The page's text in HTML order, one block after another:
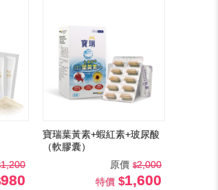
1,200
980
寶瑞葉黃素+蝦紅素+玻尿酸
（軟膠囊）
原價
2,000
特價
1,600